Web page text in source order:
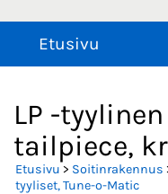
Etusivu
LP -
tailpiece,
Etusivu > Soitinrakennus
tyyliset, Tune-o-Matic